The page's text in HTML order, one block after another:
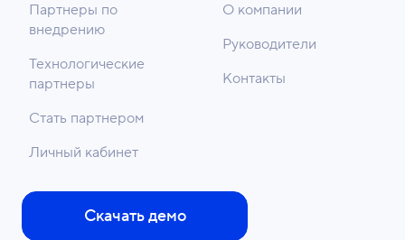
Скачать демо
Партнеры по
внедрению
Технологические
партнеры
Стать партнером
Личный кабинет
О компании
Руководители
Контакты